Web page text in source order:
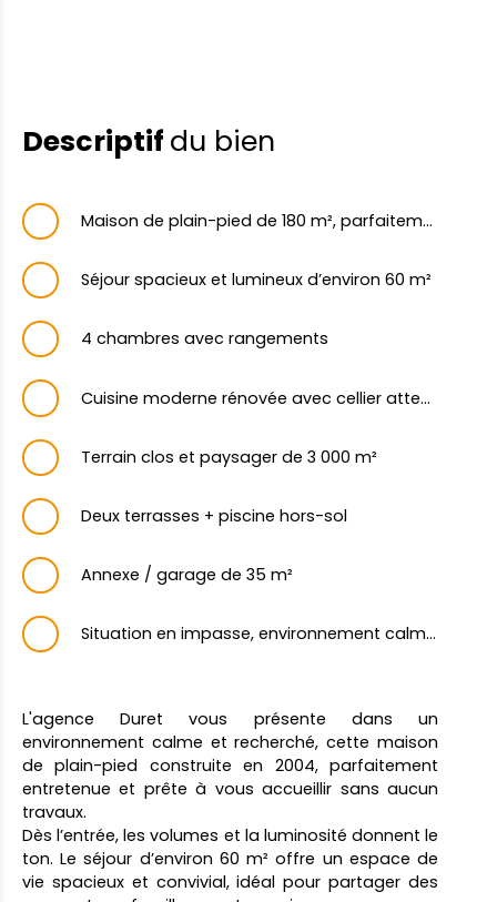
Descriptif du bien
Maison de plain-pied de 180 m², parfaitement entretenue
Séjour spacieux et lumineux d’environ 60 m²
4 chambres avec rangements
Cuisine moderne rénovée avec cellier attenant
Terrain clos et paysager de 3 000 m²
Deux terrasses + piscine hors-sol
Annexe / garage de 35 m²
Situation en impasse, environnement calme et recherché
L'agence Duret vous présente dans un
environnement calme et recherché, cette maison
de plain-pied construite en 2004, parfaitement
entretenue et prête à vous accueillir sans aucun
travaux.
Dès l’entrée, les volumes et la luminosité donnent le
ton. Le séjour d’environ 60 m² offre un espace de
vie spacieux et convivial, idéal pour partager des